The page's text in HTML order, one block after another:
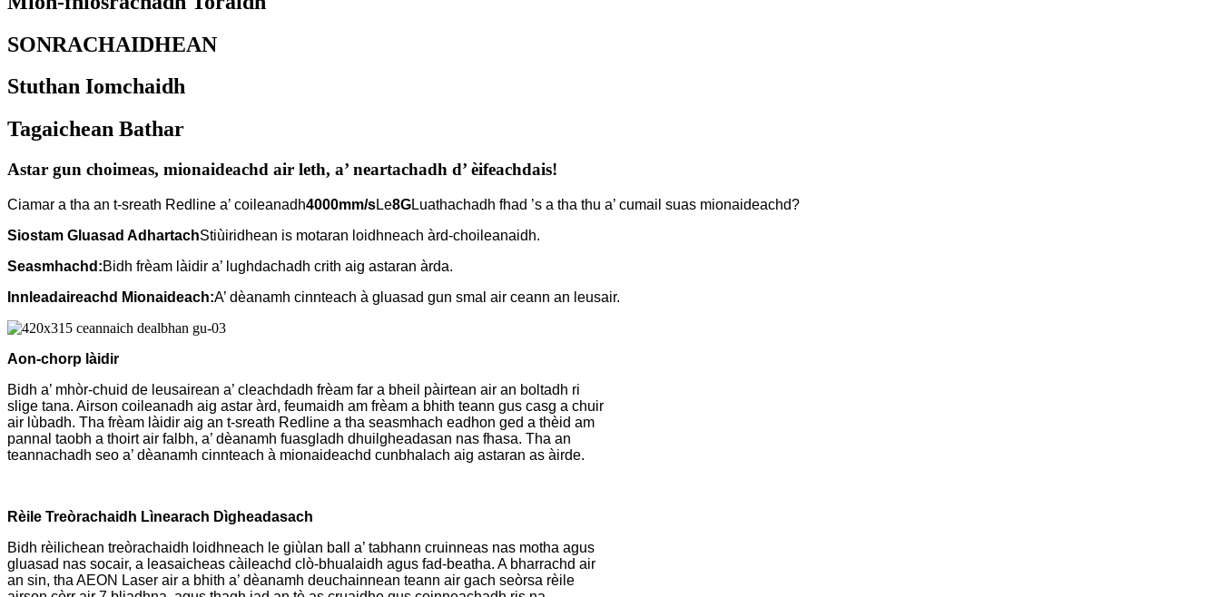
SONRACHAIDHEAN
Stuthan Iomchaidh
Tagaichean Bathar
Astar gun choimeas, mionaideachd air leth, a’ neartachadh d’ èifeachdais!
Ciamar a tha an t-sreath Redline a’ coileanadh4000mm/sLe8GLuathachadh fhad ’s a tha thu a’ cumail suas mionaideachd?
Siostam Gluasad AdhartachStiùiridhean is motaran loidhneach àrd-choileanaidh.
Seasmhachd:Bidh frèam làidir a’ lughdachadh crith aig astaran àrda.
Innleadaireachd Mionaideach:A’ dèanamh cinnteach à gluasad gun smal air ceann an leusair.
Aon-chorp làidir
Bidh a’ mhòr-chuid de leusairean a’ cleachdadh frèam far a bheil pàirtean air an boltadh ri
slige tana. Airson coileanadh aig astar àrd, feumaidh am frèam a bhith teann gus casg a chuir
air lùbadh. Tha frèam làidir aig an t-sreath Redline a tha seasmhach eadhon ged a thèid am
pannal taobh a thoirt air falbh, a’ dèanamh fuasgladh dhuilgheadasan nas fhasa. Tha an
teannachadh seo a’ dèanamh cinnteach à mionaideachd cunbhalach aig astaran as àirde.
Rèile Treòrachaidh Lìnearach Dìgheadasach
Bidh rèilichean treòrachaidh loidhneach le giùlan ball a’ tabhann cruinneas nas motha agus
gluasad nas socair, a leasaicheas càileachd clò-bhualaidh agus fad-beatha. A bharrachd air
an sin, tha AEON Laser air a bhith a’ dèanamh deuchainnean teann air gach seòrsa rèile